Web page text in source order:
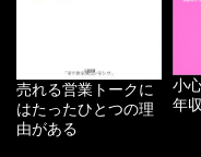
売れる営業トークに
はたったひとつの理
由がある
小
年